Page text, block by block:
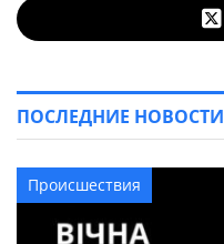
ПОСЛЕДНИЕ НОВОСТИ
Происшествия